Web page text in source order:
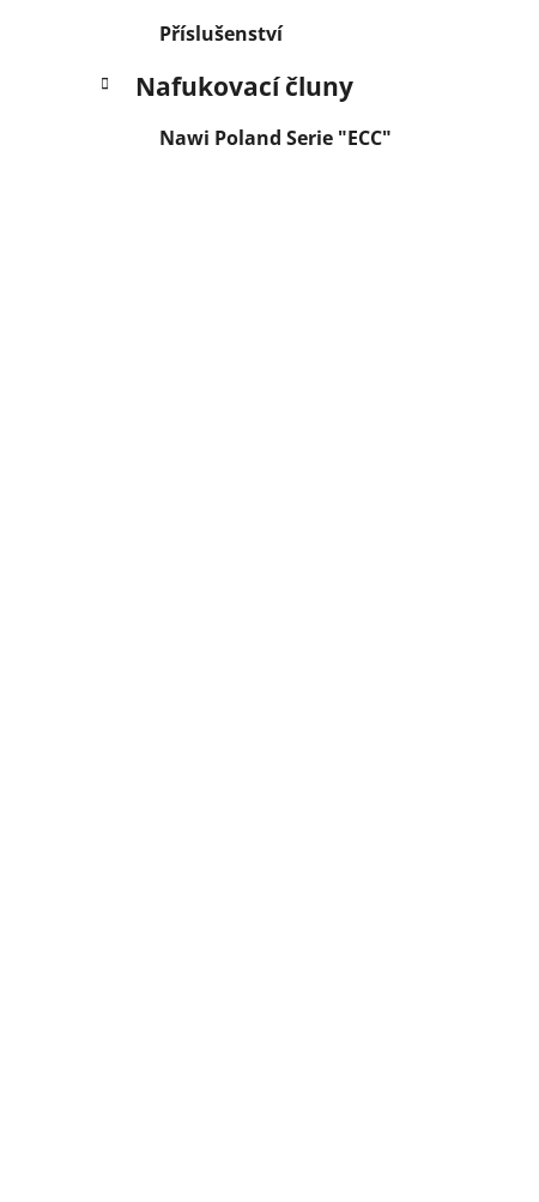
Příslušenství
Nafukovací čluny
Nawi Poland Serie "ECC"